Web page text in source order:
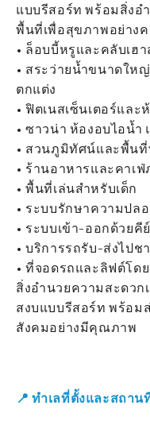
แบบรีสอร์ท พร้อมสิ่งอ
พื้นที่เพื่อสุขภาพอย่าง
• ล็อบบี้หรูและคลับเฮา
• สระว่ายน้ำขนาดให
ตกแต่ง
• ฟิตเนสเซ็นเตอร์และ
• ซาวน่า ห้องอบไอน้ำ
• สวนภูมิทัศน์และพื้นที่
• ร้านอาหารและคาเ
• พื้นที่เล่นสำหรับเด็ก
• ระบบรักษาความปล
• ระบบเข้า-ออกด้วยคี
• บริการรถรับ-ส่งไปช
• ที่จอดรถและลิฟต์โด
สิ่งอำนวยความสะดวก
สงบแบบรีสอร์ท พร้อม
สังคมอย่างมีคุณภาพ
📍 ทำเลที่ตั้งและสถาน